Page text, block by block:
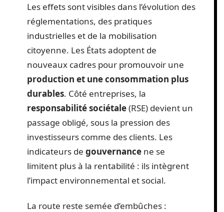
Les effets sont visibles dans l’évolution des
réglementations, des pratiques
industrielles et de la mobilisation
citoyenne. Les États adoptent de
nouveaux cadres pour promouvoir une
production et une consommation plus
durables. Côté entreprises, la
responsabilité sociétale(RSE) devient un
passage obligé, sous la pression des
investisseurs comme des clients. Les
indicateurs de gouvernance ne se
limitent plus à la rentabilité : ils intègrent
l’impact environnemental et social.
La route reste semée d’embûches :